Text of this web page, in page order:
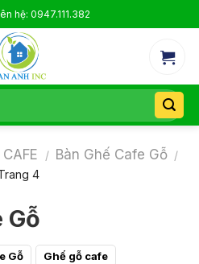
hệ: 0947.111.382
/ Bàn Ghế Cafe Gỗ /
4
Gỗ
Gỗ
Ghế gỗ cafe